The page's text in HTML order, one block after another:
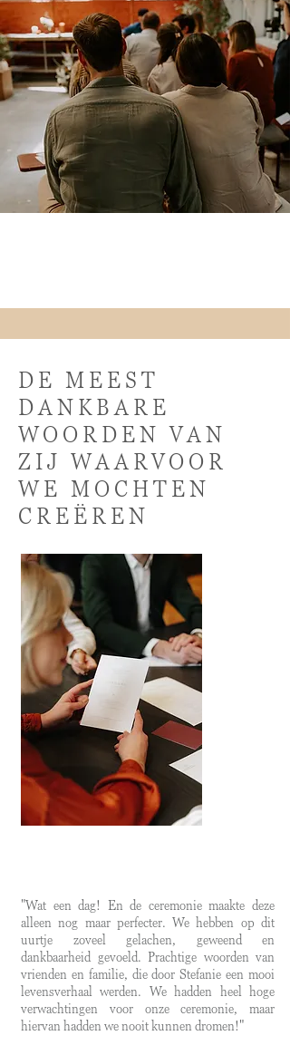
DE MEEST
DANKBARE
WOORDEN VAN
ZIJ WAARVOOR
WE MOCHTEN
CREËREN
"Wat een dag! En de ceremonie maakte deze
alleen nog maar perfecter. We hebben op dit
uurtje zoveel gelachen, geweend en
dankbaarheid gevoeld. Prachtige woorden van
vrienden en familie, die door Stefanie een mooi
levensverhaal werden. We hadden heel hoge
verwachtingen voor onze ceremonie, maar
hiervan hadden we nooit kunnen dromen!"